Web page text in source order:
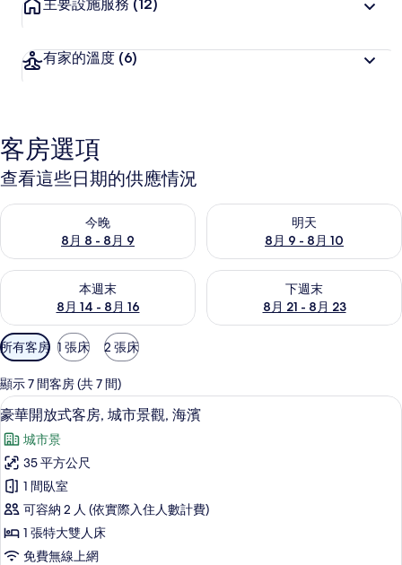
主要設施服務 (12)
有家的溫度 (6)
客房選項
查看這些日期的供應情況
今晚
8月 8 - 8月 9
查看今晚 (8月 8 - 8月 9) 的供應情況
明天
8月 9 - 8月 10
查看明天 (8月 9 - 8月 10) 的供
本週末
8月 14 - 8月 16
查看本週末 (8月 14 - 8月 16) 的供應情況
下週末
8月 21 - 8月 23
查看下週末 (8月 21 - 8月 23)
可
用
的
客
房
篩
選
條
件
所有客房 1 張床 2 張床
顯示 7 間客房 (共 7 間)
顯
示
豪
華
開
放
式
豪華開放式客房, 城市景觀, 海濱 | 低
14
豪華開放式客房, 城市景觀, 海濱
城市景
35 平方公尺
1 間臥室
可容納 2 人 (依實際入住人數計費)
1 張特大雙人床
免費無線上網